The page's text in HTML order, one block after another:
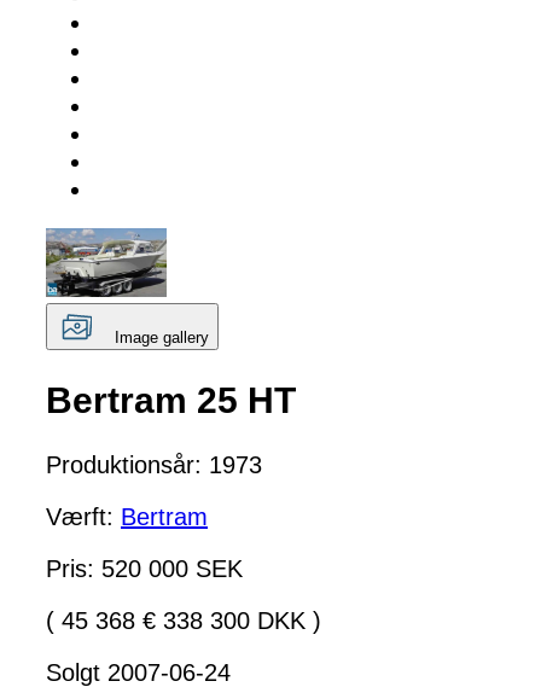
Image gallery
Bertram 25 HT
Produktionsår: 1973
Værft: Bertram
Pris: 520 000 SEK
( 45 368 € 338 300 DKK )
Solgt 2007-06-24